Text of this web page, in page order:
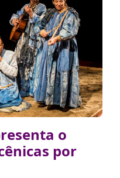
o
por